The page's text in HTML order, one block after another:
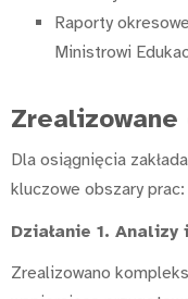
Raporty
Ministrowi
Zrealizowane
Dla osiągnięcia
kluczowe obszary prac:
Działanie 1.
Zrealizowano